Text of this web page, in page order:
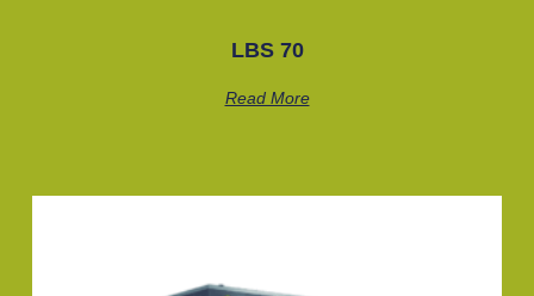
LBS 70
Read More